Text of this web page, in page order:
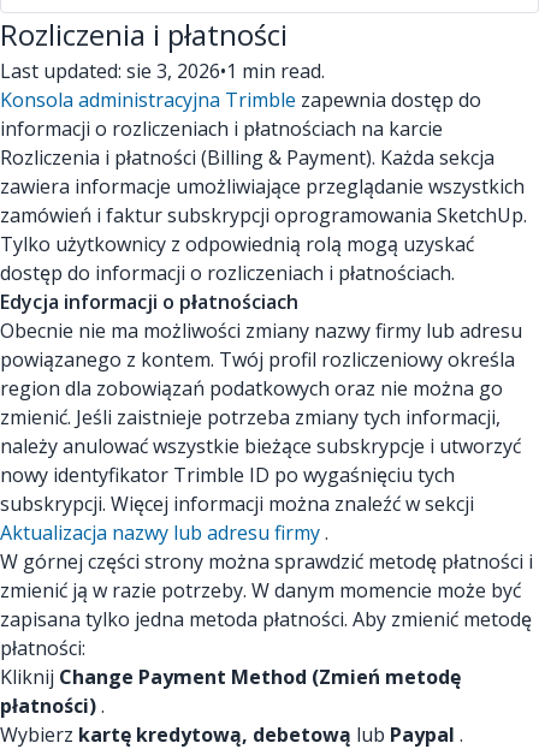
Rozliczenia i płatności
Last updated: sie 3, 2026•1 min read.
Konsola administracyjna Trimble zapewnia dostęp do
informacji o rozliczeniach i płatnościach na karcie
Rozliczenia i płatności (Billing & Payment). Każda sekcja
zawiera informacje umożliwiające przeglądanie wszystkich
zamówień i faktur subskrypcji oprogramowania SketchUp.
Tylko użytkownicy z odpowiednią rolą mogą uzyskać
dostęp do informacji o rozliczeniach i płatnościach.
Edycja informacji o płatnościach
Obecnie nie ma możliwości zmiany nazwy firmy lub adresu
powiązanego z kontem. Twój profil rozliczeniowy określa
region dla zobowiązań podatkowych oraz nie można go
zmienić. Jeśli zaistnieje potrzeba zmiany tych informacji,
należy anulować wszystkie bieżące subskrypcje i utworzyć
nowy identyfikator Trimble ID po wygaśnięciu tych
subskrypcji. Więcej informacji można znaleźć w sekcji
Aktualizacja nazwy lub adresu firmy.
W górnej części strony można sprawdzić metodę płatności i
zmienić ją w razie potrzeby. W danym momencie może być
zapisana tylko jedna metoda płatności. Aby zmienić metodę
płatności:
Kliknij Change Payment Method (Zmień metodę
płatności).
Wybierz kartę kredytową, debetową lub Paypal .